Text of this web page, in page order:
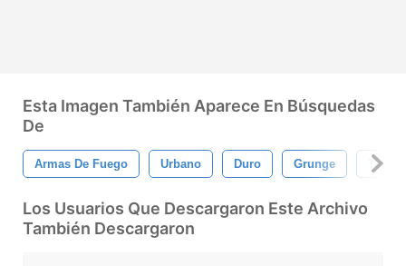
Esta Imagen También Aparece En Búsquedas
De
Armas De Fuego Urbano Duro Grunge
Los Usuarios Que Descargaron Este Archivo
También Descargaron